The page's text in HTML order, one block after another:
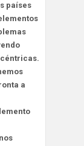
países
a